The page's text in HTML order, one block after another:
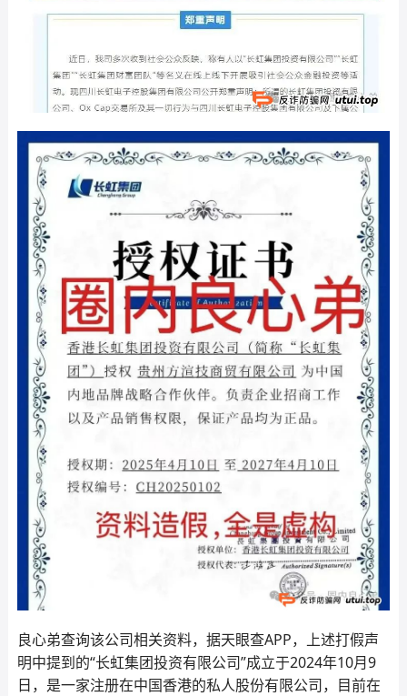
良心弟查询该公司相关资料，据天眼查APP，上述打假声
明中提到的“长虹集团投资有限公司”成立于2024年10月9
日，是一家注册在中国香港的私人股份有限公司，目前在